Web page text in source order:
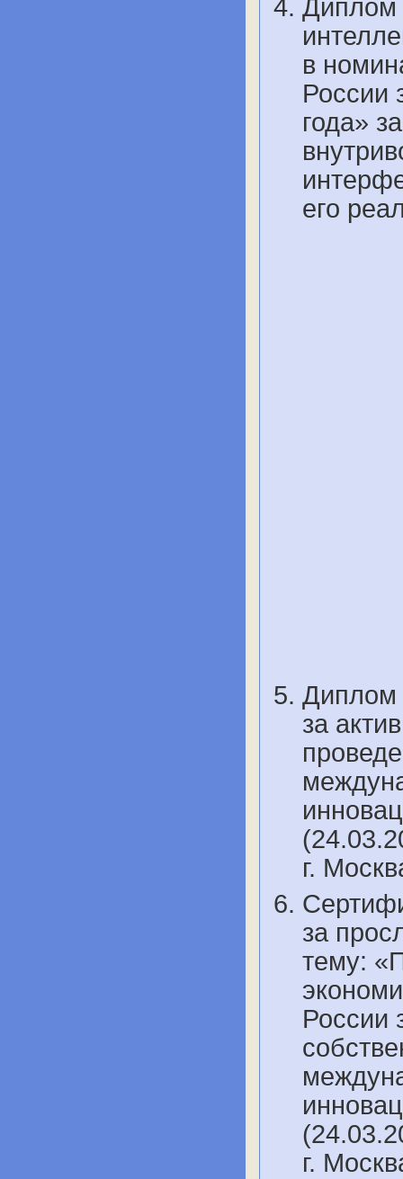
Диплом
в
России
года»
его
Диплом
за
г.
за
тему:
России
г.